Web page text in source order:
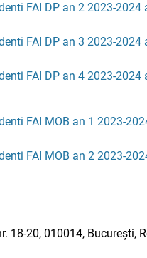
FAI DP an 2 2023-2024
FAI DP an 3 2023-2024
FAI DP an 4 2023-2024
FAI MOB an 1 2023-
FAI MOB an 2 2023-
18-20, 010014, București,